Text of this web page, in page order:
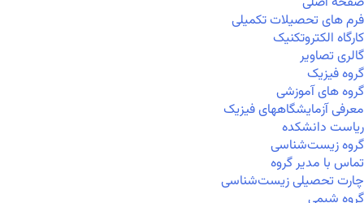
فرم های تحصیلات تکمیلی
کارگاه الکتروتکنیک
گالری تصاویر
گروه فیزیک
گروه های آموزشی
معرفی آزمایشگاههای فیزیک
ریاست دانشکده
گروه زیست‌شناسی
تماس با مدیر گروه
چارت تحصیلی زیست‌شناسی